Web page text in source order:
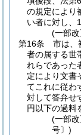
の規定により
い者に対し、
(一部
第16条
市は、
者の属する世
れらであった
定により文書
てこれに従わ
対して答弁せ
円以下の過料
(一部
号〕)